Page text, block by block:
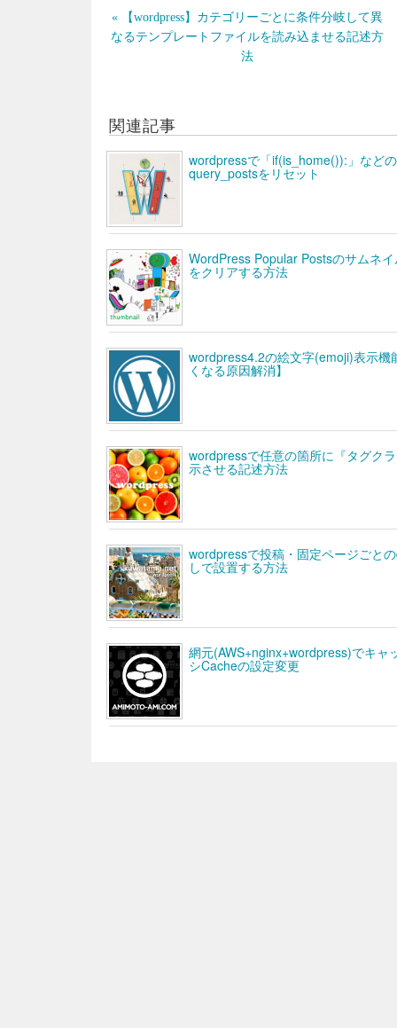
« 【wordpress】カテゴリーごとに条件分岐して異
なるテンプレートファイルを読み込ませる記述方
法
関連記事
wordpressで「if(is_home()):」など
query_postsをリセット
WordPress Popular Postsのサムネ
をクリアする方法
wordpress4.2の絵文字(emoji)表示機
くなる原因解消】
wordpressで任意の箇所に『タグク
示させる記述方法
wordpressで投稿・固定ページごと
しで設置する方法
網元(AWS+nginx+wordpress)でキャ
シCacheの設定変更